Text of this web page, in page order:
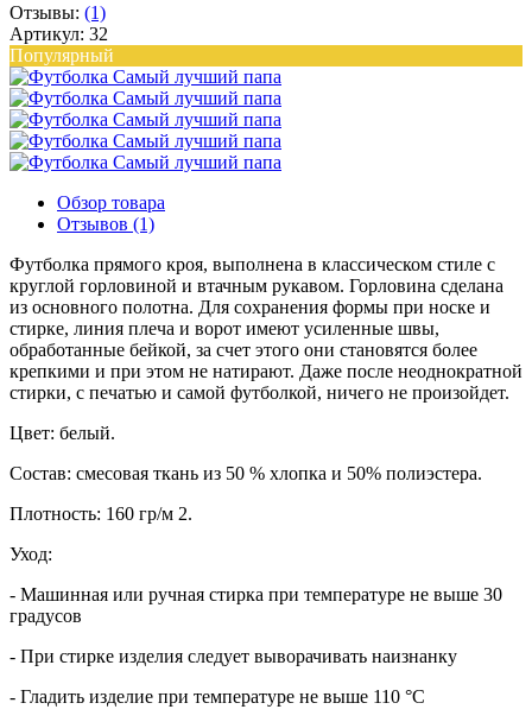
Отзывы: (1)
Артикул: 32
Популярный
Обзор товара
Отзывов (1)
Футболка прямого кроя, выполнена в классическом стиле с
круглой горловиной и втачным рукавом. Горловина сделана
из основного полотна. Для сохранения формы при носке и
стирке, линия плеча и ворот имеют усиленные швы,
обработанные бейкой, за счет этого они становятся более
крепкими и при этом не натирают. Даже после неоднократной
стирки, с печатью и самой футболкой, ничего не произойдет.
Цвет: белый.
Состав: смесовая ткань из 50 % хлопка и 50% полиэстера.
Плотность: 160 гр/м 2.
Уход:
- Машинная или ручная стирка при температуре не выше 30
градусов
- При стирке изделия следует выворачивать наизнанку
- Гладить изделие при температуре не выше 110 °C